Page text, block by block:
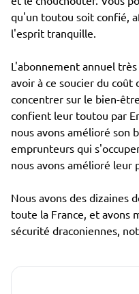
qu'un toutou soit confié,
l'esprit tranquille.
L'abonnement annuel
avoir à ce soucier du
concentrer sur le bien-
confient leur toutou par
nous avons amélioré son
emprunteurs qui
nous avons amélioré leur
Nous avons des dizaines
toute la France, et avons
sécurité draconiennes,